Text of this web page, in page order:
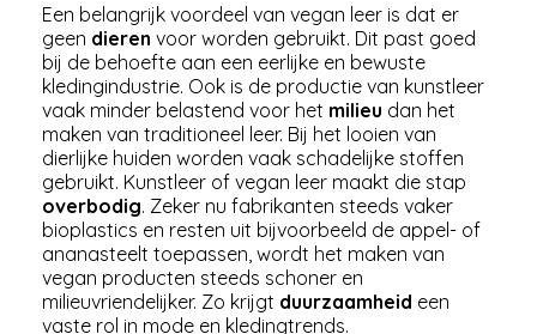
Een belangrijk voordeel van vegan leer is dat er
geen dieren voor worden gebruikt. Dit past goed
bij de behoefte aan een eerlijke en bewuste
kledingindustrie. Ook is de productie van kunstleer
vaak minder belastend voor het milieu dan het
maken van traditioneel leer. Bij het looien van
dierlijke huiden worden vaak schadelijke stoffen
gebruikt. Kunstleer of vegan leer maakt die stap
overbodig. Zeker nu fabrikanten steeds vaker
bioplastics en resten uit bijvoorbeeld de appel- of
ananasteelt toepassen, wordt het maken van
vegan producten steeds schoner en
milieuvriendelijker. Zo krijgt duurzaamheid een
vaste rol in mode en kledingtrends.